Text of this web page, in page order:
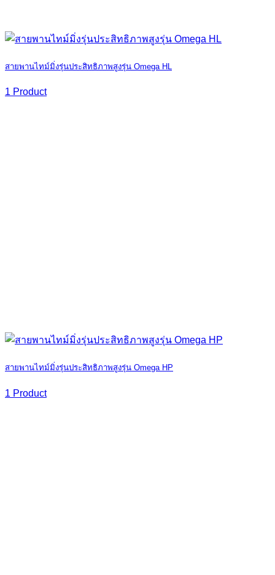
สายพานไทม์มิ่งรุ่นประสิทธิภาพสูงรุ่น Omega HL
1 Product
สายพานไทม์มิ่งรุ่นประสิทธิภาพสูงรุ่น Omega HP
1 Product